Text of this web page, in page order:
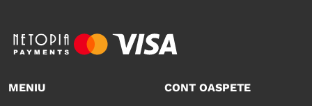
MENIU CONT OASPETE